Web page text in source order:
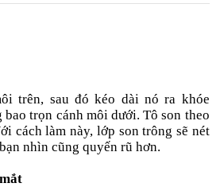
trên, sau đó kéo dài nó ra khóe
bao trọn cánh môi dưới. Tô son theo
cách làm này, lớp son trông sẽ nét
nhìn cũng quyến rũ hơn.